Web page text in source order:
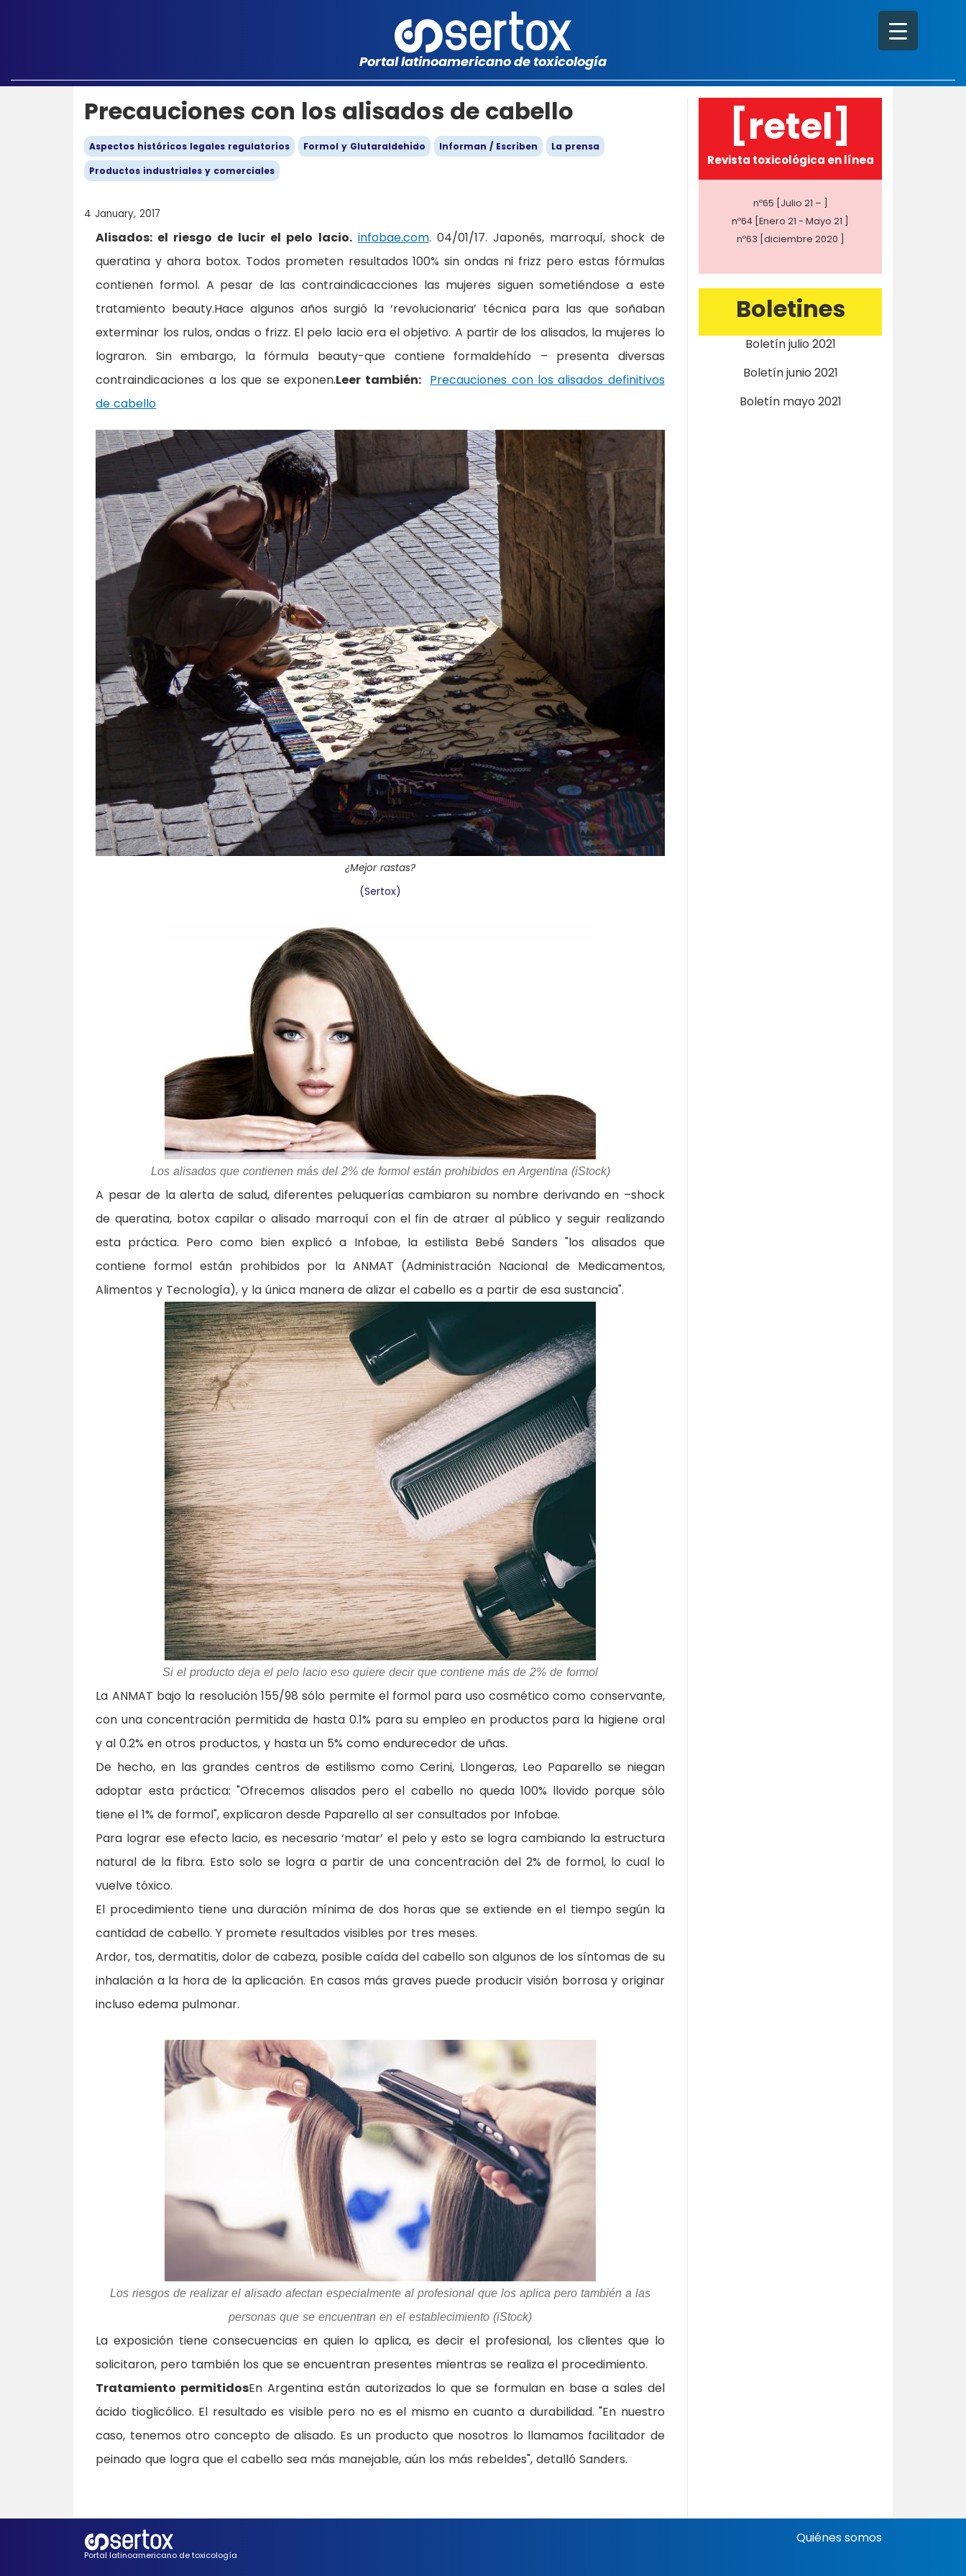
Portal latinoamericano de toxicología
Precauciones con los alisados de cabello
Aspectos históricos legales regulatorios Formol y Glutaraldehido Informan / Escriben
La prensa
Productos industriales y comerciales
4 January, 2017
Alisados: el riesgo de lucir el pelo lacio. infobae.com. 04/01/17. Japonés, marroquí, shock de
queratina y ahora botox. Todos prometen resultados 100% sin ondas ni frizz pero estas fórmulas
contienen formol. A pesar de las contraindicacciones las mujeres siguen sometiéndose a este
tratamiento beauty.Hace algunos años surgió la ‘revolucionaria’ técnica para las que soñaban
exterminar los rulos, ondas o frizz. El pelo lacio era el objetivo. A partir de los alisados, la mujeres lo
lograron. Sin embargo, la fórmula beauty-que contiene formaldehído – presenta diversas
contraindicaciones a los que se exponen.Leer también: Precauciones con los alisados definitivos
de cabello
¿Mejor rastas?
(Sertox)
Los alisados que contienen más del 2% de formol están prohibidos en Argentina (iStock)
A pesar de la alerta de salud, diferentes peluquerías cambiaron su nombre derivando en –shock
de queratina, botox capilar o alisado marroquí con el fin de atraer al público y seguir realizando
esta práctica. Pero como bien explicó a Infobae, la estilista Bebé Sanders "los alisados que
contiene formol están prohibidos por la ANMAT (Administración Nacional de Medicamentos,
Alimentos y Tecnología), y la única manera de alizar el cabello es a partir de esa sustancia".
Si el producto deja el pelo lacio eso quiere decir que contiene más de 2% de formol
La ANMAT bajo la resolución 155/98 sólo permite el formol para uso cosmético como conservante,
con una concentración permitida de hasta 0.1% para su empleo en productos para la higiene oral
y al 0.2% en otros productos, y hasta un 5% como endurecedor de uñas.
De hecho, en las grandes centros de estilismo como Cerini, Llongeras, Leo Paparello se niegan
adoptar esta práctica: "Ofrecemos alisados pero el cabello no queda 100% llovido porque sólo
tiene el 1% de formol", explicaron desde Paparello al ser consultados por Infobae.
Para lograr ese efecto lacio, es necesario ‘matar’ el pelo y esto se logra cambiando la estructura
natural de la fibra. Esto solo se logra a partir de una concentración del 2% de formol, lo cual lo
vuelve tóxico.
El procedimiento tiene una duración mínima de dos horas que se extiende en el tiempo según la
cantidad de cabello. Y promete resultados visibles por tres meses.
Ardor, tos, dermatitis, dolor de cabeza, posible caída del cabello son algunos de los síntomas de su
inhalación a la hora de la aplicación. En casos más graves puede producir visión borrosa y originar
incluso edema pulmonar.
Los riesgos de realizar el alisado afectan especialmente al profesional que los aplica pero también a las
personas que se encuentran en el establecimiento (iStock)
La exposición tiene consecuencias en quien lo aplica, es decir el profesional, los clientes que lo
solicitaron, pero también los que se encuentran presentes mientras se realiza el procedimiento.
Tratamiento permitidosEn Argentina están autorizados lo que se formulan en base a sales del
ácido tioglicólico. El resultado es visible pero no es el mismo en cuanto a durabilidad. "En nuestro
caso, tenemos otro concepto de alisado. Es un producto que nosotros lo llamamos facilitador de
peinado que logra que el cabello sea más manejable, aún los más rebeldes", detalló Sanders.
[retel]
Revista toxicológica en línea
nº65 [Julio 21 – ]
nº64 [Enero 21 - Mayo 21 ]
nº63 [diciembre 2020 ]
Boletines
Boletín julio 2021
Boletín junio 2021
Boletín mayo 2021
Portal latinoamericano de toxicología
Quiénes somos